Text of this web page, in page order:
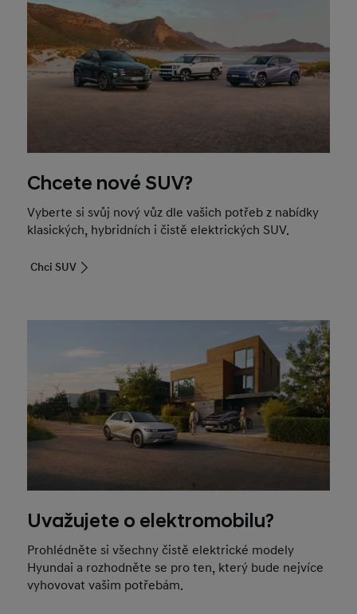
Chcete nové SUV?
Vyberte si svůj nový vůz dle vašich potřeb z nabídky
klasických, hybridních i čistě elektrických SUV.
Chci SUV
Uvažujete o elektromobilu?
Prohlédněte si všechny čistě elektrické modely
Hyundai a rozhodněte se pro ten, který bude nejvíce
vyhovovat vašim potřebám.